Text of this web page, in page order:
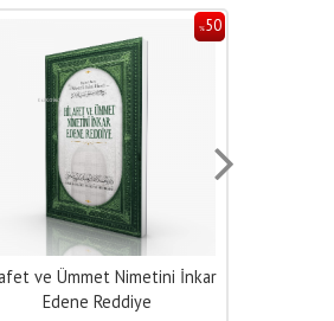
%55
Hilafetin Esasları ;İslâm’da
İmâmet-İ Kübrâ